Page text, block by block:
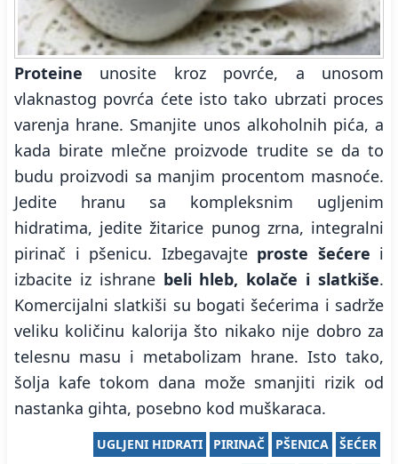
Proteine unosite kroz povrće, a unosom
vlaknastog povrća ćete isto tako ubrzati proces
varenja hrane. Smanjite unos alkoholnih pića, a
kada birate mlečne proizvode trudite se da to
budu proizvodi sa manjim procentom masnoće.
Jedite hranu sa kompleksnim ugljenim
hidratima, jedite žitarice punog zrna, integralni
pirinač i pšenicu. Izbegavajte proste šećere i
izbacite iz ishranebeli hleb, kolače i slatkiše.
Komercijalni slatkiši su bogati šećerima i sadrže
veliku količinu kalorija što nikako nije dobro za
telesnu masu i metabolizam hrane. Isto tako,
šolja kafe tokom dana može smanjiti rizik od
nastanka gihta, posebno kod muškaraca.
ŠEĆER
PŠENICA
PIRINAČ
UGLJENI HIDRATI